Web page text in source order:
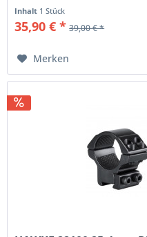
Inhalt 1 Stück
35,90 € * 39,00 € *
Merken